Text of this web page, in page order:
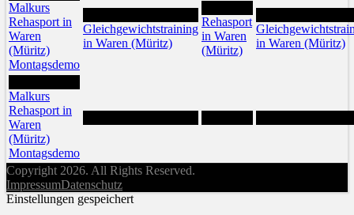
Malkurs
Rehasport in
Waren
(Müritz)
Montagsdemo
Gleichgewichtstraining
in Waren (Müritz)
Rehasport
in Waren
(Müritz)
in Waren (Müritz)
Malkurs
Rehasport in
Waren
(Müritz)
Montagsdemo
Copyright 2026. All Rights Reserved.
ImpressumDatenschutz
Einstellungen gespeichert